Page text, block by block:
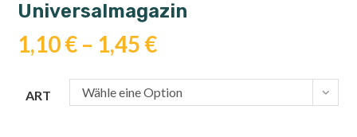
Universalmagazin
1,10€ – 1,45 €
ART Wähle eine Option